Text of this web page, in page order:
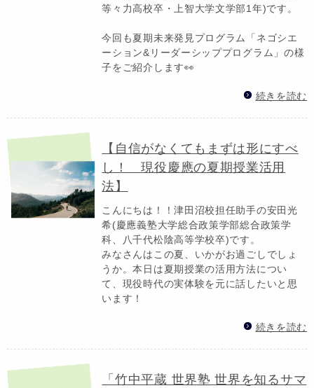
等々力高校卒・上智大学文学部1年)です。
今回も夏期未来発見プログラム「ネゴシエ
ーション&リーダーシッププログラム」の様
子をご紹介します👀
続きを読む
【自信がなくてもまずは形にすべ
し！ 現役慶應の夏期授業活用
法】
こんにちは！！津田沼校担任助手の安田光
希(慶應義塾大学総合政策学部総合政策学
科、八千代松陰高等学校卒)です。
みなさんはこの夏、いかがお過ごしでしょ
うか。本日は夏期授業の活用方法につい
て、現役時代の実体験を元に話したいと思
います！
続きを読む
「竹中平蔵 世界塾 世界を知るサマ